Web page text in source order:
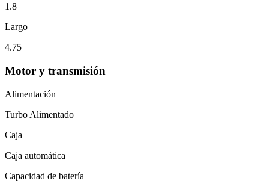
1.8
Largo
4.75
Motor y transmisión
Alimentación
Turbo Alimentado
Caja
Caja automática
Capacidad de batería